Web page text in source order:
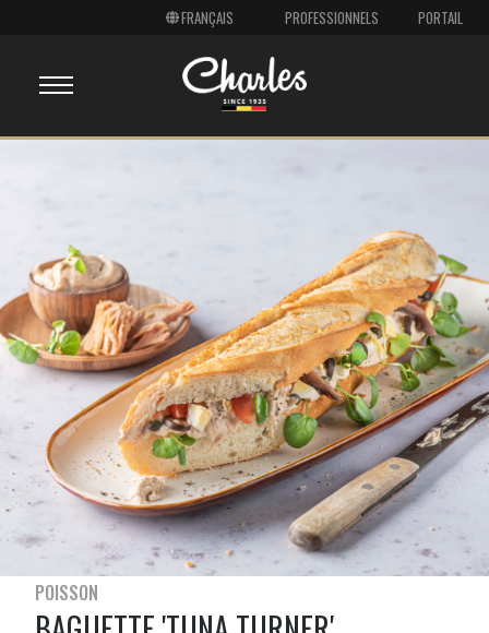
PROFESSIONNELS PORTAIL
POISSON